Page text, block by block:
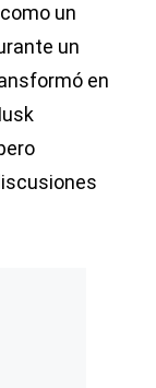
un
un
en